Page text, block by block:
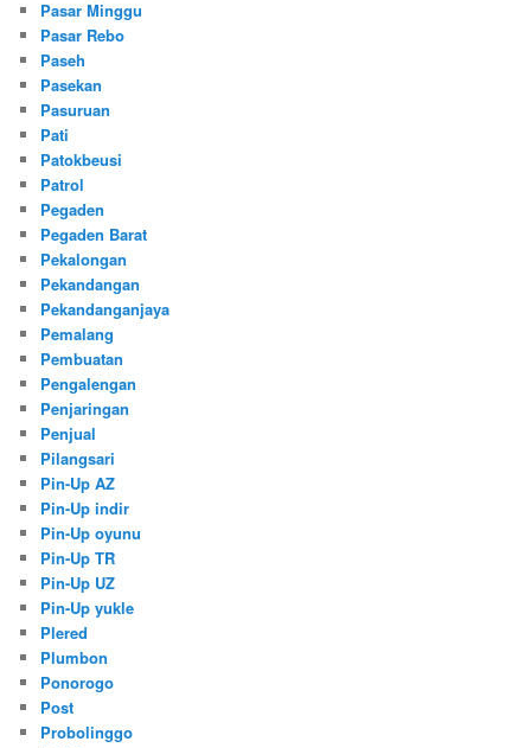
Pasar Minggu
Pasar Rebo
Paseh
Pasekan
Pasuruan
Pati
Patokbeusi
Patrol
Pegaden
Pegaden Barat
Pekalongan
Pekandangan
Pekandanganjaya
Pemalang
Pembuatan
Pengalengan
Penjaringan
Penjual
Pilangsari
Pin-Up AZ
Pin-Up indir
Pin-Up oyunu
Pin-Up TR
Pin-Up UZ
Pin-Up yukle
Plered
Plumbon
Ponorogo
Post
Probolinggo